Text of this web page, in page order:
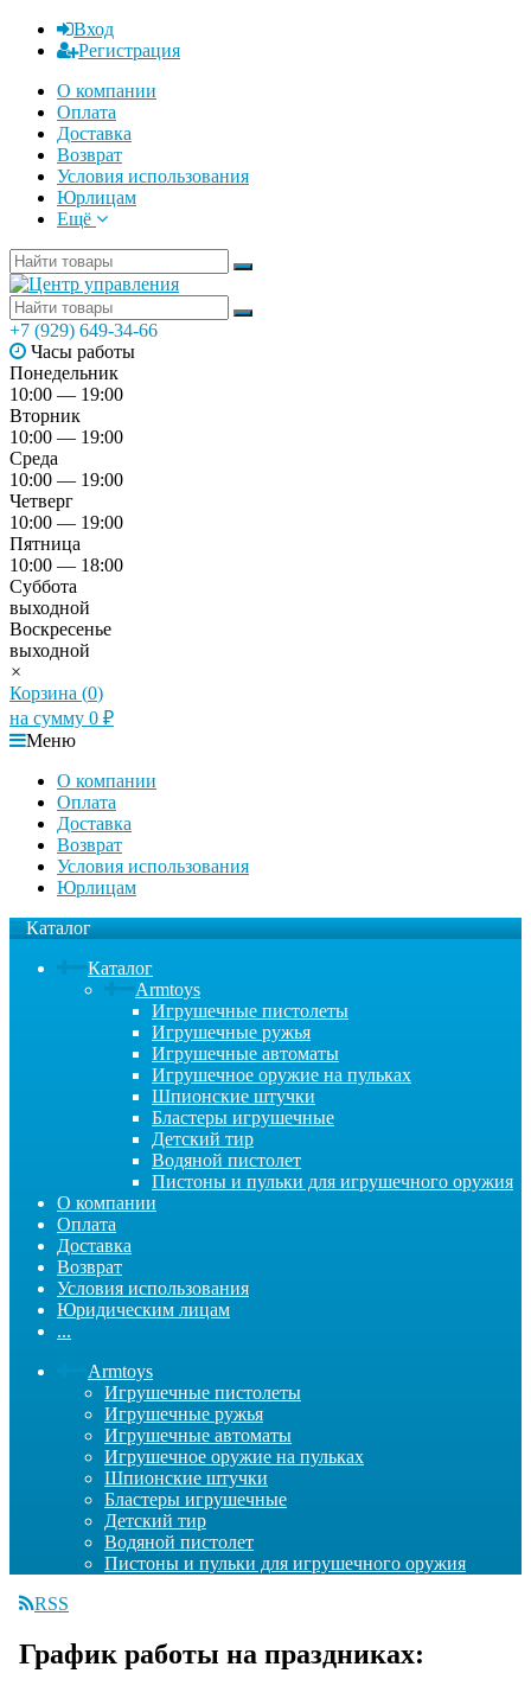
Вход
Регистрация
О компании
Оплата
Доставка
Возврат
Условия использования
Юрлицам
Ещё
+7 (929) 649-34-66
Часы работы
Понедельник
10:00 — 19:00
Вторник
10:00 — 19:00
Среда
10:00 — 19:00
Четверг
10:00 — 19:00
Пятница
10:00 — 18:00
Суббота
выходной
Воскресенье
выходной
×
Корзина (0)
на сумму 0 ₽
Меню
О компании
Оплата
Доставка
Возврат
Условия использования
Юрлицам
Каталог
Каталог
Armtoys
Игрушечные пистолеты
Игрушечные ружья
Игрушечные автоматы
Игрушечное оружие на пульках
Шпионские штучки
Бластеры игрушечные
Детский тир
Водяной пистолет
Пистоны и пульки для игрушечного оружия
О компании
Оплата
Доставка
Возврат
Условия использования
Юридическим лицам
...
Armtoys
Игрушечные пистолеты
Игрушечные ружья
Игрушечные автоматы
Игрушечное оружие на пульках
Шпионские штучки
Бластеры игрушечные
Детский тир
Водяной пистолет
Пистоны и пульки для игрушечного оружия
RSS
График работы на праздниках: